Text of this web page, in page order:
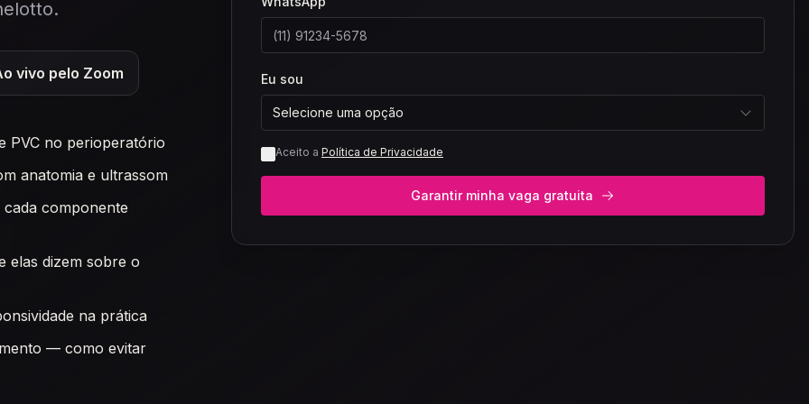
vivo pelo Zoom
PVC no perioperatório
anatomia e ultrassom
componente
elas dizem sobre o
na prática
— como evitar
Eu sou
Selecione uma opção
Aceito a Política de Privacidade
Garantir minha vaga gratuita